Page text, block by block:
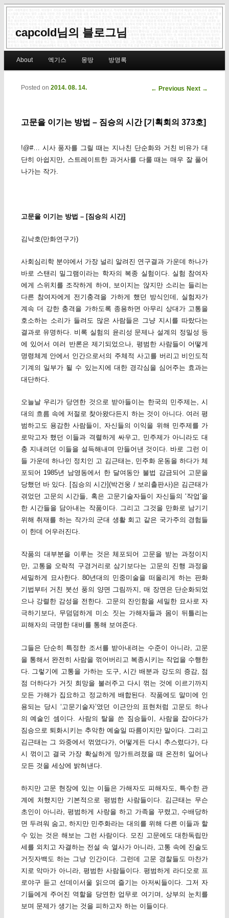
capcold님의 블로그님
Skip to primary content
Skip to secondary content
About 엑기스 몽땅 방명록
Post navigation
← Previous Next →
고문을 이기는 방법 – 짐승의 시간 [기획회의 373호]
Posted on 2014. 08. 14.
!@#… 시사 풍자를 그릴 때는 지나친 단순화와 거친 비유가 대
단히 아쉽지만, 스트레이트한 과거사를 다룰 때는 매우 잘 풀어
나가는 작가.
고문을 이기는 방법 – [짐승의 시간]
김낙호(만화연구가)
사회심리학 분야에서 가장 널리 알려진 연구결과 가운데 하나가
바로 스탠리 밀그램이라는 학자의 복종 실험이다. 실험 참여자
에게 스위치를 조작하게 하여, 보이지는 않지만 소리는 들리는
다른 참여자에게 전기충격을 가하게 했던 방식인데, 실험자가
계속 더 강한 충격을 가하도록 종용하면 아무리 상대가 고통을
호소하는 소리가 들려도 많은 사람들은 그냥 지시를 따랐다는
결과로 유명하다. 비록 실험의 윤리성 문제나 설계의 정밀성 등
에 있어서 여러 반론은 제기되었으나, 평범한 사람들이 어떻게
명령체계 안에서 인간으로서의 주체적 사고를 버리고 비인도적
기계의 일부가 될 수 있는지에 대한 경각심을 심어주는 효과는
대단하다.
오늘날 우리가 당연한 것으로 받아들이는 한국의 민주제는, 시
대의 흐름 속에 저절로 찾아왔다든지 하는 것이 아니다. 여러 평
범하고도 용감한 사람들이, 자신들의 이익을 위해 민주제를 가
로막고자 했던 이들과 격렬하게 싸우고, 민주제가 아니라도 대
충 지내려던 이들을 설득해내며 만들어낸 것이다. 바로 그런 이
들 가운데 하나인 정치인 고 김근태는, 민주화 운동을 하다가 체
포되어 1985년 남영동에서 한 달여동안 불법 감금되어 고문을
당했던 바 있다. [짐승의 시간](박건웅 / 보리출판사)은 김근태가
겪었던 고문의 시간들, 혹은 고문기술자들이 자신들의 ‘작업’을
한 시간들을 담아내는 작품이다. 그리고 그것을 만화로 남기기
위해 취재를 하는 작가의 군대 생활 회고 같은 국가주의 경험들
이 한데 어우러진다.
작품의 대부분을 이루는 것은 체포되어 고문을 받는 과정이지
만, 고통을 오락적 구경거리로 삼기보다는 고문의 진행 과정을
세밀하게 묘사한다. 80년대의 민중미술을 떠올리게 하는 판화
기법부터 거친 붓선 풍의 양면 그림까지, 매 장면은 단순화되었
으나 강렬한 감성을 전한다. 고문의 잔인함을 세밀한 묘사로 자
극하기보다, 무덤덤하게 미소 짓는 가해자들과 몸이 뒤틀리는
피해자의 극명한 대비를 통해 보여준다.
그들은 단순히 특정한 조서를 받아내려는 수준이 아니라, 고문
을 통해서 완전히 사람을 꺾어버리고 복종시키는 작업을 수행한
다. 그렇기에 고통을 가하는 도구, 시간 배분과 강도의 증감, 점
점 더하다가 거짓 희망을 불러주고 다시 꺾는 것에 이르기까지
모든 가해가 집요하고 정교하게 배합된다. 작품에도 말미에 인
용되는 당시 ‘고문기술자’였던 이근안의 표현처럼 고문도 하나
의 예술인 셈이다. 사람의 탈을 쓴 짐승들이, 사람을 잡아다가
짐승으로 퇴화시키는 추악한 예술일 따름이지만 말이다. 그리고
김근태는 그 와중에서 꺾였다가, 어떻게든 다시 추스렸다가, 다
시 꺾이고 결국 가장 확실하게 망가트려졌을 때 온전히 일어나
모든 것을 세상에 밝혀낸다.
하지만 고문 현장에 있는 이들은 가해자도 피해자도, 특수한 관
계에 처했지만 기본적으로 평범한 사람들이다. 김근태는 무슨
초인이 아니라, 평범하게 사랑을 하고 가족을 꾸렸고, 수배당하
면 두려워 숨고, 하지만 민주화라는 대의를 위해 다른 이들과 할
수 있는 것은 해보는 그런 사람이다. 모진 고문에도 대한독립만
세를 외치고 자결하는 전설 속 열사가 아니라, 고통 속에 진술도
거짓자백도 하는 그냥 인간이다. 그런데 고문 경찰들도 마찬가
지로 악마가 아니라, 평범한 사람들이다. 평범하게 라디오로 프
로야구 듣고 선데이서울 읽으며 즐기는 아저씨들이다. 그저 자
기들에게 주어진 역할을 당연한 업무로 여기며, 상부의 눈치를
보며 문제가 생기는 것을 피하고자 하는 이들이다.